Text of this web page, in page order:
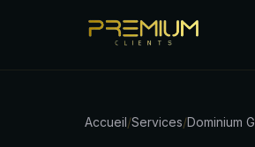
Accueil/Services/Dominium